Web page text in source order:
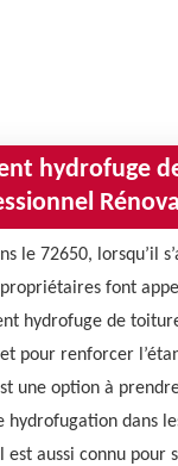
hydrofuge
le 72650, lorsqu’il
font
hydrofuge de
pour renforcer
une option à
hydrofugation dans
est aussi connu pour